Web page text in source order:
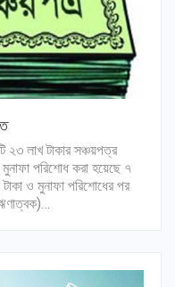
২৩ লাখ টাকার সঞ্চয়পত্র
পরিশোধ করা হয়েছে ৭
ও মুনাফা পরিশোধের পর